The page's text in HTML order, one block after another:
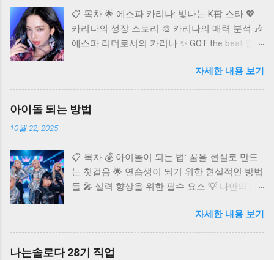
📋 목차 🌟 에스파 카리나: 빛나는 K팝 스타 💖
카리나의 성장 스토리 🎨 카리나의 매력 분석 🎶
에스파 리더로서의 카리나 ✨ GOT the beat 멤버
질문 (FAQ) K팝 씬에 혜성처럼 등장하여 단숨에
정상급 아이돌로 자리매김한 에스파(aespa)의
멤버 카리나. 독보적인 비주얼과 뛰어난 실력으
로 국내외 팬들의 마음을 사로잡고 있어요. 오늘
보는 시간을 가져보려고 합니다. 카리나가 어떻
게 현재의 자리에 오를 수 있었는지, 그리고 앞
으로 어떤 활약을 보여줄지 함께 탐색해 볼까
팝 스타 카리나는 2000년 4월 11일 경기도 수원
시에서 태어났으며, 본명은 유지민이에요.
167.8cm의 훤칠한 키와 B형의 혈액형, 천주교를
자세한 내용 보기
아이돌 되는 방법
10월 22, 2025
📋 목차 💰 아이돌이 되는 법: 꿈을 현실로 만드
는 첫걸음 🌟 연습생이 되기 위한 현실적인 방법
들 🎤 실력 향상을 위한 필수 요소 💡 나만의 매
이돌 도전, 이것만은 알아두세요 ❓ 자주 묻는 질
문 (FAQ) 반짝이는 무대 위에서 화려한 퍼포먼
스를 펼치는 아이돌. 수많은 팬들의 환호 속에서
자세한 내용 보기
나는솔로다 28기 직업